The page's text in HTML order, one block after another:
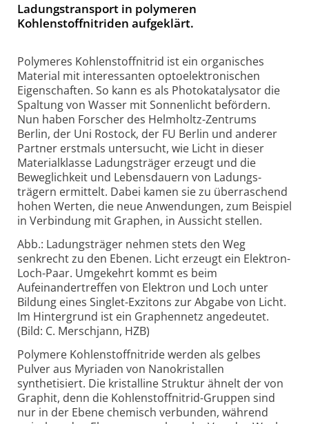
Ladungstransport in polymeren
Kohlenstoffnitriden aufgeklärt.
Polymeres Kohlenstoffnitrid ist ein organisches
Material mit interes­santen opto­elektro­nischen
Eigen­schaften. So kann es als Photo­kata­lysator die
Spaltung von Wasser mit Sonnen­licht befördern.
Nun haben Forscher des Helmholtz-Zentrums
Berlin, der Uni Rostock, der FU Berlin und anderer
Partner erstmals untersucht, wie Licht in dieser
Material­klasse Ladungs­träger erzeugt und die
Beweglich­keit und Lebens­dauern von Ladungs­
trägern ermittelt. Dabei kamen sie zu über­raschend
hohen Werten, die neue Anwendungen, zum Beispiel
in Verbindung mit Graphen, in Aussicht stellen.
Abb.: Ladungsträger nehmen stets den Weg
senkrecht zu den Ebenen. Licht erzeugt ein Elektron-
Loch-Paar. Umgekehrt kommt es beim
Aufeinandertreffen von Elektron und Loch unter
Bildung eines Singlet-Exzitons zur Abgabe von Licht.
Im Hintergrund ist ein Graphennetz angedeutet.
(Bild: C. Merschjann, HZB)
Polymere Kohlenstoffnitride werden als gelbes
Pulver aus Myriaden von Nano­kristallen
synthetisiert. Die kristalline Struktur ähnelt der von
Graphit, denn die Kohlen­stoff­nitrid-Gruppen sind
nur in der Ebene chemisch verbunden, während